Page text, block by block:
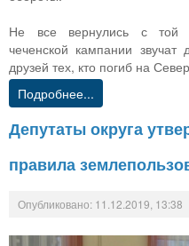
Не все вернулись с той
чеченской кампании
друзей тех, кто погиб на
Подробнее...
Депутаты округа
правила
Опубликовано: 11.12.2019, 13:38